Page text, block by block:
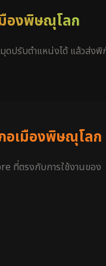
มืองพิษณุโลก
ปรับตำแหน่งได้ แล้วส่งพิ
อเมืองพิษณุโลก
ที่ตรงกับการใช้งานของ